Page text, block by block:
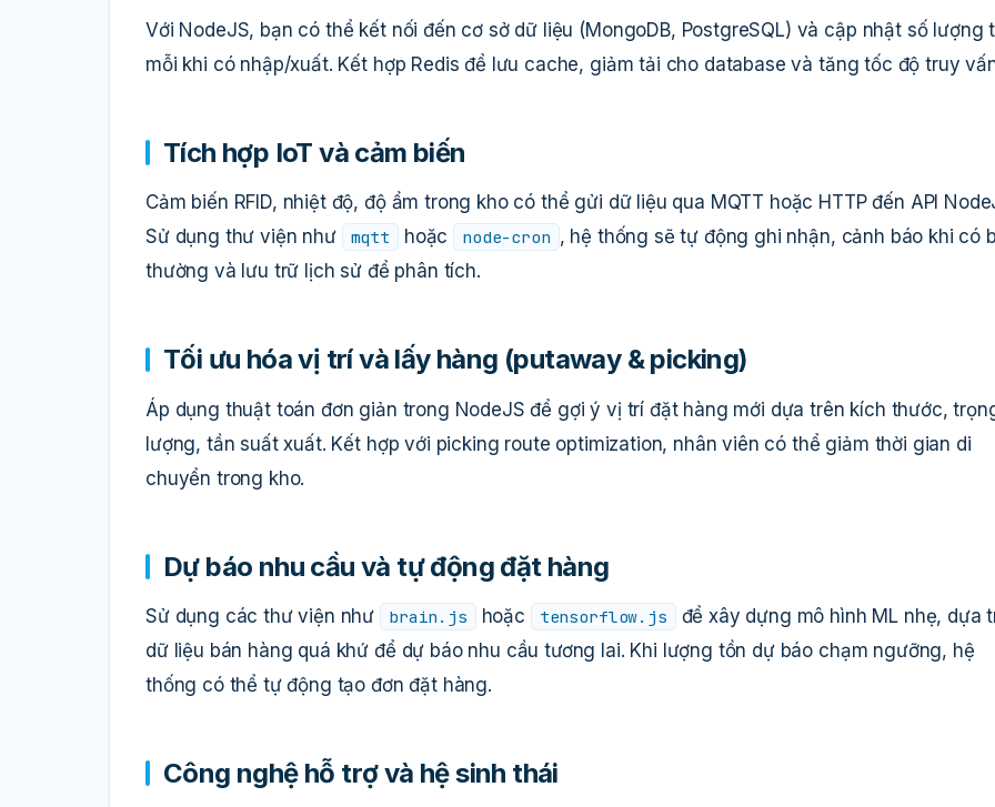
Với NodeJS, bạn có thể kết nối đến cơ sở dữ liệu (MongoDB, PostgreSQL) và cập nhật số lượng
mỗi khi có nhập/xuất. Kết hợp Redis để lưu cache, giảm tải cho database và tăng tốc độ truy
Tích hợp IoT và cảm biến
Cảm biến RFID, nhiệt độ, độ ẩm trong kho có thể gửi dữ liệu qua MQTT hoặc HTTP đến API
Sử dụng thư viện như
mqtt hoặc node-cron , hệ thống sẽ tự động ghi nhận, cảnh báo khi có
thường và lưu trữ lịch sử để phân tích.
Tối ưu hóa vị trí và lấy hàng (putaway & picking)
Áp dụng thuật toán đơn giản trong NodeJS để gợi ý vị trí đặt hàng mới dựa trên kích thước,
lượng, tần suất xuất. Kết hợp với picking route optimization, nhân viên có thể giảm thời gian di
chuyển trong kho.
Dự báo nhu cầu và tự động đặt hàng
Sử dụng các thư viện như brain.js hoặc tensorflow.js
để xây dựng mô hình ML nhẹ, dựa
dữ liệu bán hàng quá khứ để dự báo nhu cầu tương lai. Khi lượng tồn dự báo chạm ngưỡng, hệ
thống có thể tự động tạo đơn đặt hàng.
Công nghệ hỗ trợ và hệ sinh thái